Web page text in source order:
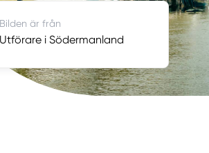
Bilden är från
Utförare i Södermanland